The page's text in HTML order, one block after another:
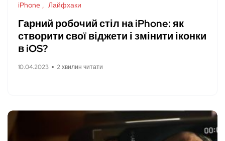
iPhone Лайфхаки
Гарний робочий стіл на iPhone: як
створити свої віджети і змінити іконки
в iOS?
10.04.2023 2 хвилин читати